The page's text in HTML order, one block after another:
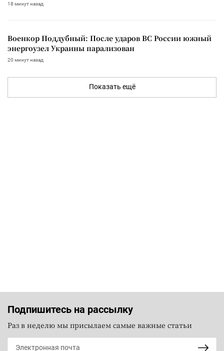
18 минут назад
Военкор Поддубный: После ударов ВС России южный
энергоузел Украины парализован
20 минут назад
Показать ещё
Подпишитесь на рассылку
Раз в неделю мы присылаем самые важные статьи